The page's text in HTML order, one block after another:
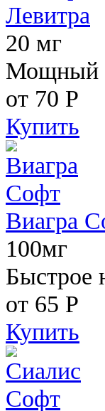
Левитра
20 мг
Мощный
от 70 Р
Купить
Виагра
100мг
Быстрое
от 65 Р
Купить